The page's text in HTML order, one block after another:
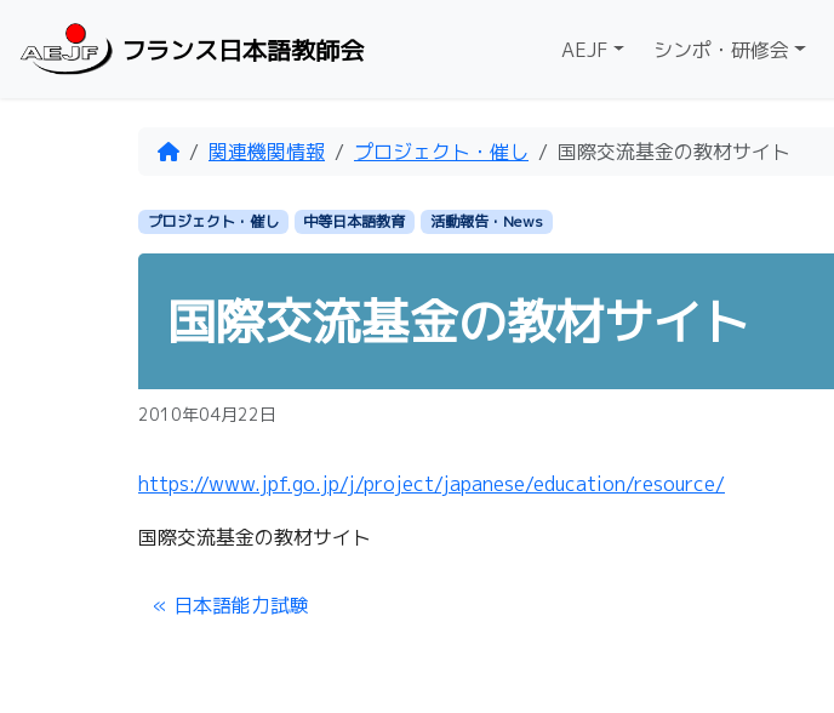
フランス日本語教師会 AEJF シンポ・研修会
Home関連機関情報 プロジェクト・催し 国際交流基金の教材サイト
プロジェクト・催し 中等日本語教育 活動報告・News
国際交流基金の教材サイト
2010年04月22日
https://www.jpf.go.jp/j/project/japanese/education/resource/
国際交流基金の教材サイト
日本語能力試験